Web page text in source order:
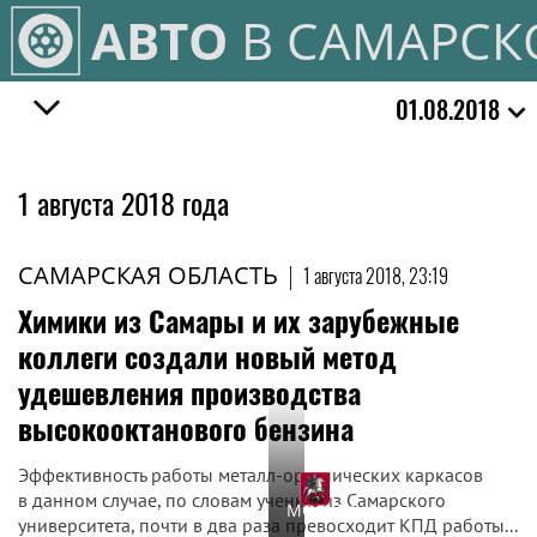
АВТО В
01.08.2018
1 августа 2018 года
САМАРСКАЯ ОБЛАСТЬ | 1 августа 2018, 23:19
Химики из Самары и их зарубежные
коллеги создали новый метод
удешевления производства
высокооктанового бензина
Эффективность работы металл-органических каркасов
в данном случае, по словам ученых из Самарского
университета, почти в два раза превосходит КПД работы...
МОСКВА